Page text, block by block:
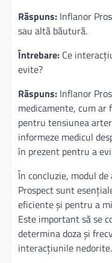
Răspuns: Inflanor
sau altă băutură.
Întrebare: Ce
evite?
Răspuns: Inflanor
medicamente, cum
pentru tensiunea
informeze medicul
în prezent pentru a
În concluzie, modul
Prospect sunt
eficiente și pentru a
Este important să se
determina doza și
interacțiunile nedorite.